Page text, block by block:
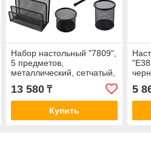
Набор настольный "7809",
5 предметов,
металлический, сетчатый,
13 580₸
Купить
5